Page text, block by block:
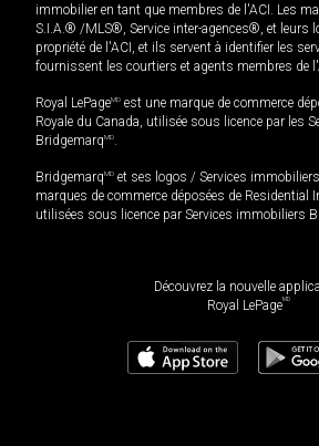
immobilier en tant que membres de l'ACI. Les
S.I.A.® /MLS®, Service inter-agences®, et leurs
propriété de l'ACI, et ils servent à identifier les
fournissent les courtiers et agents membres de
Royal LePageMD est une marque de commerce
Royale du Canada, utilisée sous licence par les
BridgemarqMD.
BridgemarqMD et ses logos / Services
marques de commerce déposées de Residential
utilisées sous licence par Services immobiliers
Découvrez la nouvelle
Royal LePageMD